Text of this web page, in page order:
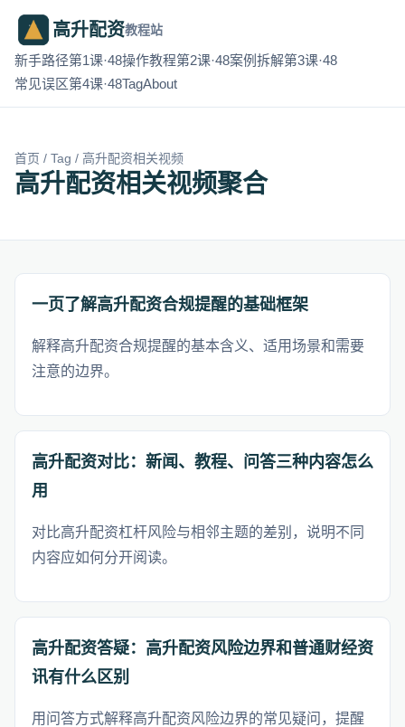
高升配资教程站
新手路径第1课·48操作教程第2课·48案例拆解第3课·48
常见误区第4课·48TagAbout
首页 / Tag / 高升配资相关视频
高升配资相关视频聚合
一页了解高升配资合规提醒的基础框架
解释高升配资合规提醒的基本含义、适用场景和需要
注意的边界。
高升配资对比：新闻、教程、问答三种内容怎么
用
对比高升配资杠杆风险与相邻主题的差别，说明不同
内容应如何分开阅读。
高升配资答疑：高升配资风险边界和普通财经资
讯有什么区别
用问答方式解释高升配资风险边界的常见疑问，提醒